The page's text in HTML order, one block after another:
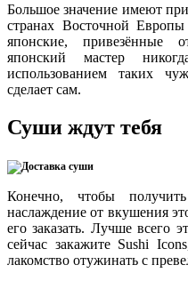
Большое значение имеют
странах Восточной
японские, привезённые
японский мастер
использованием таких
сделает сам.
Суши ждут тебя
Конечно, чтобы
наслаждение от вкушения
его заказать. Лучше всего
сейчас закажите Sushi
лакомство отужинать с